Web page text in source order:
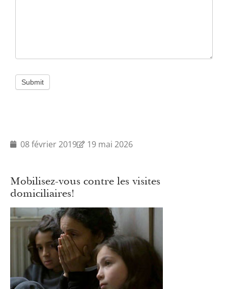
Submit
08 février 2019 19 mai 2026
Mobilisez-vous contre les visites
domiciliaires!